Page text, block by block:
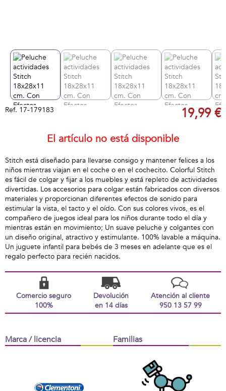
Ref. 17-179183 19,99 €
El artículo no está disponible
Stitch está diseñado para llevarse consigo y mantener felices a los
niños mientras viajan en el coche o en el cochecito. Colorful Stitch
es fácil de colgar y fijar a los muebles y está repleto de actividades
divertidas. Los accesorios para colgar están fabricados con diversos
materiales y proporcionan diferentes efectos de sonido para
estimular la vista, el tacto y el oído. Con sus colores vivos, es el
compañero de juegos ideal para los niños durante todo el día y
mientras están en movimiento; Un suave peluche y colgantes con
un diseño original, atractivo y estimulante. 100% lavable a máquina.
Un juguete infantil para bebés de 3 meses en adelante que es el
regalo perfecto para recién nacidos.
Comercio seguro
100%
Devolución
en 14 días
Atención al cliente
950 13 57 99
Marca / licencia Familias